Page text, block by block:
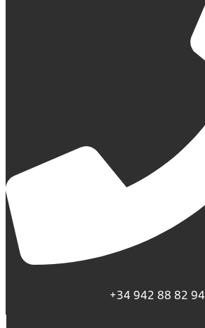
+34 942 88 82 94